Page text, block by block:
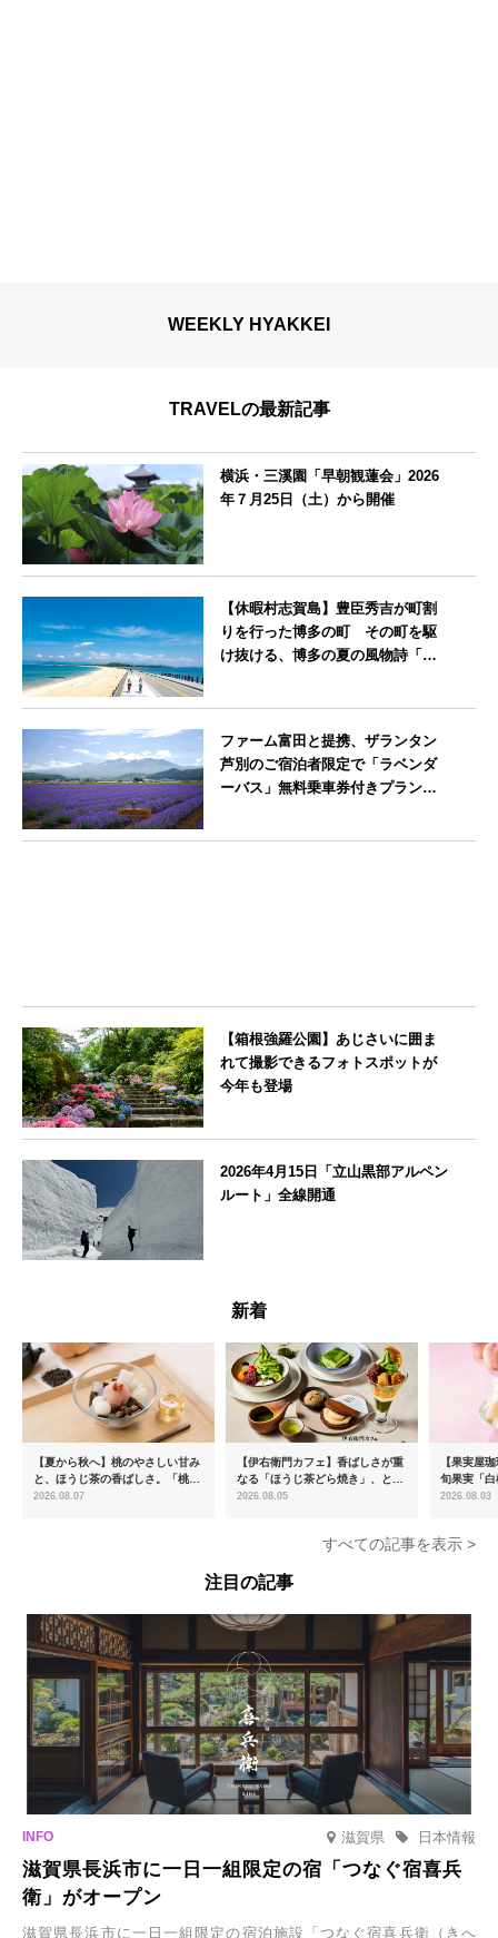
WEEKLY HYAKKEI
TRAVELの最新記事
横浜・三溪園「早朝観蓮会」2026
年７月25日（土）から開催
【休暇村志賀島】豊臣秀吉が町割
りを行った博多の町 その町を駆
け抜ける、博多の夏の風物詩「博
ファーム富田と提携、ザランタン
芦別のご宿泊者限定で「ラベンダ
ーバス」無料乗車券付きプランを
【箱根強羅公園】あじさいに囲ま
れて撮影できるフォトスポットが
今年も登場
2026年4月15日「立山黒部アルペン
ルート」全線開通
新着
【夏から秋へ】桃のやさしい甘み
と、ほうじ茶の香ばしさ。「桃と
ほうじ茶のあんみつ」を8月中旬
2026.08.07
【伊右衛門カフェ】香ばしさが重
なる「ほうじ茶どら焼き」、とろ
ける「宇治抹茶ティラミス」が新
2026.08.05
【果実屋
旬果実「
限定販売
2026.08.03
すべての記事を表示 >
注目の記事
滋賀県 日本情報
滋賀県長浜市に一日一組限定の宿「つなぐ宿喜兵
衛」がオープン
滋賀県長浜市に一日一組限定の宿泊施設「つなぐ宿喜兵衛（きへ